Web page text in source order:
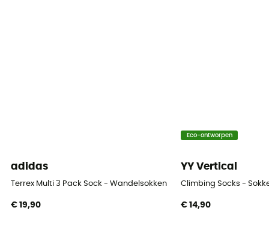
Bas
adidas
Terrex Multi 3 Pack Sock - Wandelsokken
€ 19,90
Eco-ontworpen
YY Vertical
Climbing Socks -
€ 14,90